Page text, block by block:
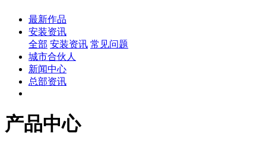
最新作品
安装资讯
全部 安装资讯 常见问题
城市合伙人
新闻中心
总部资讯
产品中心